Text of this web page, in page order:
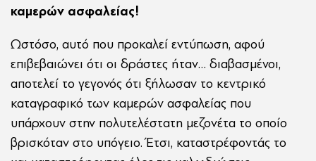
καμερών ασφαλείας!
Ωστόσο, αυτό που προκαλεί εντύπωση, αφού
επιβεβαιώνει ότι οι δράστες ήταν… διαβασμένοι,
αποτελεί το γεγονός ότι ξήλωσαν το κεντρικό
καταγραφικό των καμερών ασφαλείας που
υπάρχουν στην πολυτελέστατη μεζονέτα το οποίο
βρισκόταν στο υπόγειο. Έτσι, καταστρέφοντάς το